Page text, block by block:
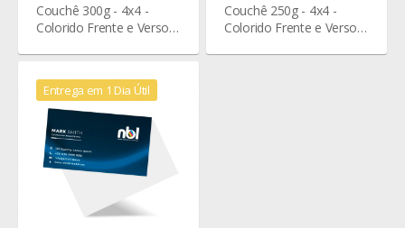
Couchê 300g - 4x4 -
Colorido Frente e Verso -
cm
Couchê 250g - 4x4 -
Colorido Frente e Verso -
Entrega em 1 Dia Útil